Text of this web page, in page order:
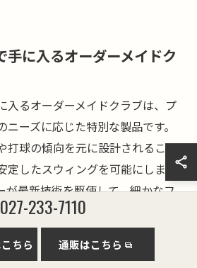
手に入るオーダーメイドク
入るオーダーメイドクラブは、プ
ーズに応じた特別な製品です。
打球の傾向を元に設計されるこれ
定したスウィングを可能にしま
が最新技術を駆使して、細かなフ
集め、それを基に最適なクラブを
オーダーメイドのクラブは、見た
たりと合うため、プレー時の自信
027-233-7110
ちら 通販はこちら